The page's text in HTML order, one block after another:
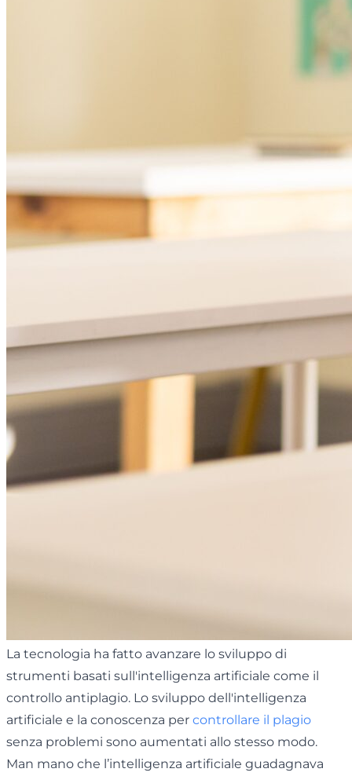
La tecnologia ha fatto avanzare lo sviluppo di
strumenti basati sull'intelligenza artificiale come il
controllo antiplagio. Lo sviluppo dell'intelligenza
artificiale e la conoscenza per controllare il plagio
senza problemi sono aumentati allo stesso modo.
Man mano che l’intelligenza artificiale guadagnava